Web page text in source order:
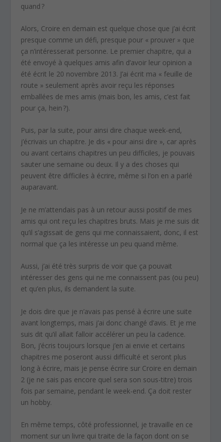
quand ?
Alors, Croire en demain est quelque chose que j’ai écrit
presque comme un défi, presque pour « prouver » que
ça n’intéresserait personne. Le premier chapitre, qui a
été envoyé à quelques amis afin d’avoir leur opinion a
été écrit le 20 novembre 2013. J’ai écrit ma « feuille de
route » seulement après avoir reçu les réponses
emballées de mes amis (mais bon, les amis, c’est fait
pour ça, hein ?).
Puis, par la suite, pour ainsi dire chaque week-end,
j’écrivais un chapitre. Je dis « pour ainsi dire », car après
ou avant certains chapitres un peu difficiles, je pouvais
sauter une semaine ou deux. Il y a des choses qui
peuvent être difficiles à écrire, même si l’on en a parlé
auparavant.
Je ne m’attendais pas à un retour aussi positif de mes
amis qui ont reçu les chapitres bruts. Mais je me suis dit
qu’il s’agissait de gens qui me connaissaient, donc, il est
normal que ça les intéresse un peu quand même.
Aussi, j’ai été très surpris de voir que ça pouvait
intéresser des gens qui ne me connaissent pas (ou peu)
et qu’en plus, ils demandent la suite.
Je dois dire que je n’avais pas pensé à écrire une suite
avant longtemps, mais j’ai donc changé d’avis. Et je me
suis dit qu’il allait falloir accélérer un peu la cadence.
Bon, j’écris toujours lorsque j’en ai envie et certains
chapitres me poseront aussi difficulté et seront plus
long à écrire, mais je pense écrire sur Croire en demain
2 (je ne sais pas encore quel sera son sous-titre) trois
fois par semaine, pendant le week-end. Ça doit rester
un hobby.
En même temps, côté professionnel, je travaille en ce
moment sur un livre qui traite de la façon dont on se